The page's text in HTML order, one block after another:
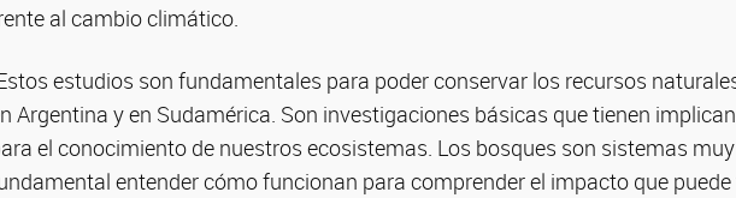
al cambio climático.
estudios son fundamentales para poder conservar los recursos
Argentina y en Sudamérica. Son investigaciones básicas que tienen
el conocimiento de nuestros ecosistemas. Los bosques son sistemas
entender cómo funcionan para comprender el impacto que puede